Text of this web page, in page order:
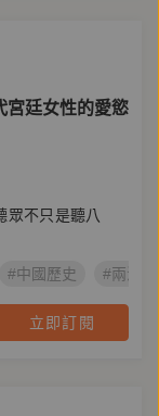
宮廷女性的愛慾
眾不只是聽八
#中國歷史 #兩漢
立即訂閱